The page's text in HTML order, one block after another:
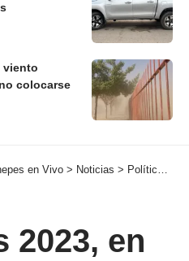
viento
colocarse
en Vivo > Noticias > Política >
2023, en